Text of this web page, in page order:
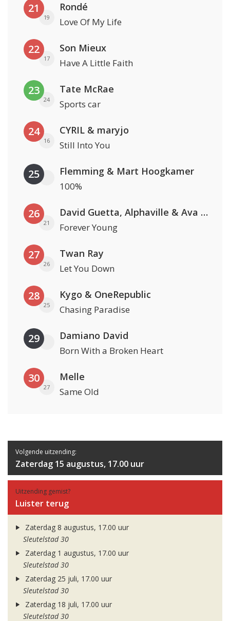
21
19
Rondé
Love Of My Life
22
17
Son Mieux
Have A Little Faith
23
24
Tate McRae
Sports car
24
16
CYRIL & maryjo
Still Into You
25 Flemming & Mart Hoogkamer
100%
26
21
David Guetta, Alphaville & Ava Max
Forever Young
27
26
Twan Ray
Let You Down
28
25
Kygo & OneRepublic
Chasing Paradise
29 Damiano David
Born With a Broken Heart
30
27
Melle
Same Old
Volgende uitzending:
Zaterdag 15 augustus, 17.00 uur
Uitzending gemist?
Luister terug
Zaterdag 8 augustus, 17.00 uur
Sleutelstad 30
Zaterdag 1 augustus, 17.00 uur
Sleutelstad 30
Zaterdag 25 juli, 17.00 uur
Sleutelstad 30
Zaterdag 18 juli, 17.00 uur
Sleutelstad 30